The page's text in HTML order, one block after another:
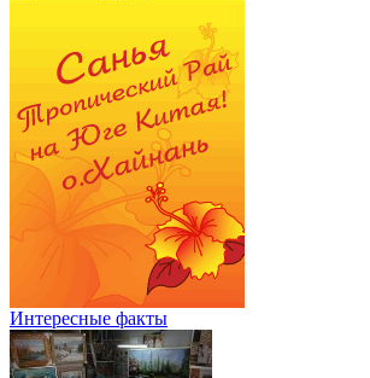
Интересные факты